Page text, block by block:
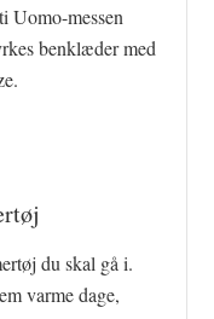
Uomo-messen
benklæder med
du skal gå i.
varme dage,